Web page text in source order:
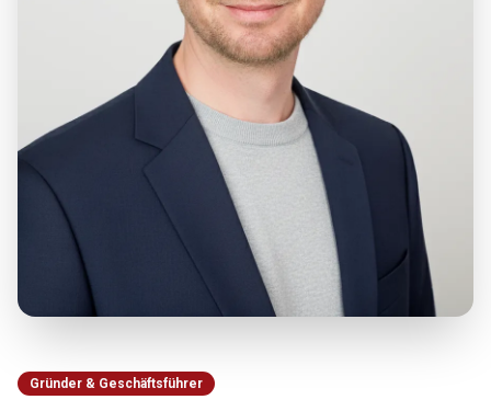
Gründer & Geschäftsführer